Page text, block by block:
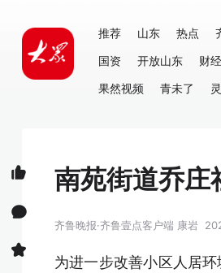
推荐 山东 热点
国资
开放山东 财经
果然视频
青未了
南苑街道乔庄
齐鲁晚报·齐鲁壹点客户端 康岩
为进一步改善小区人居